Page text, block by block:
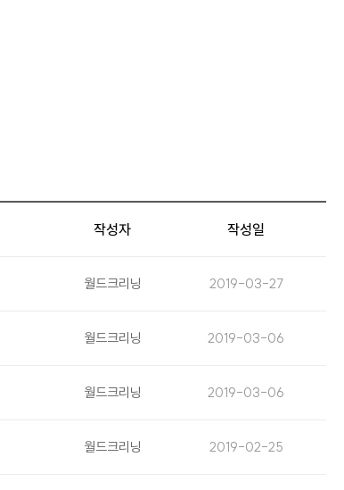
작성자 작성일
월드크리닝 2019-03-27
월드크리닝 2019-03-06
월드크리닝 2019-03-06
월드크리닝 2019-02-25